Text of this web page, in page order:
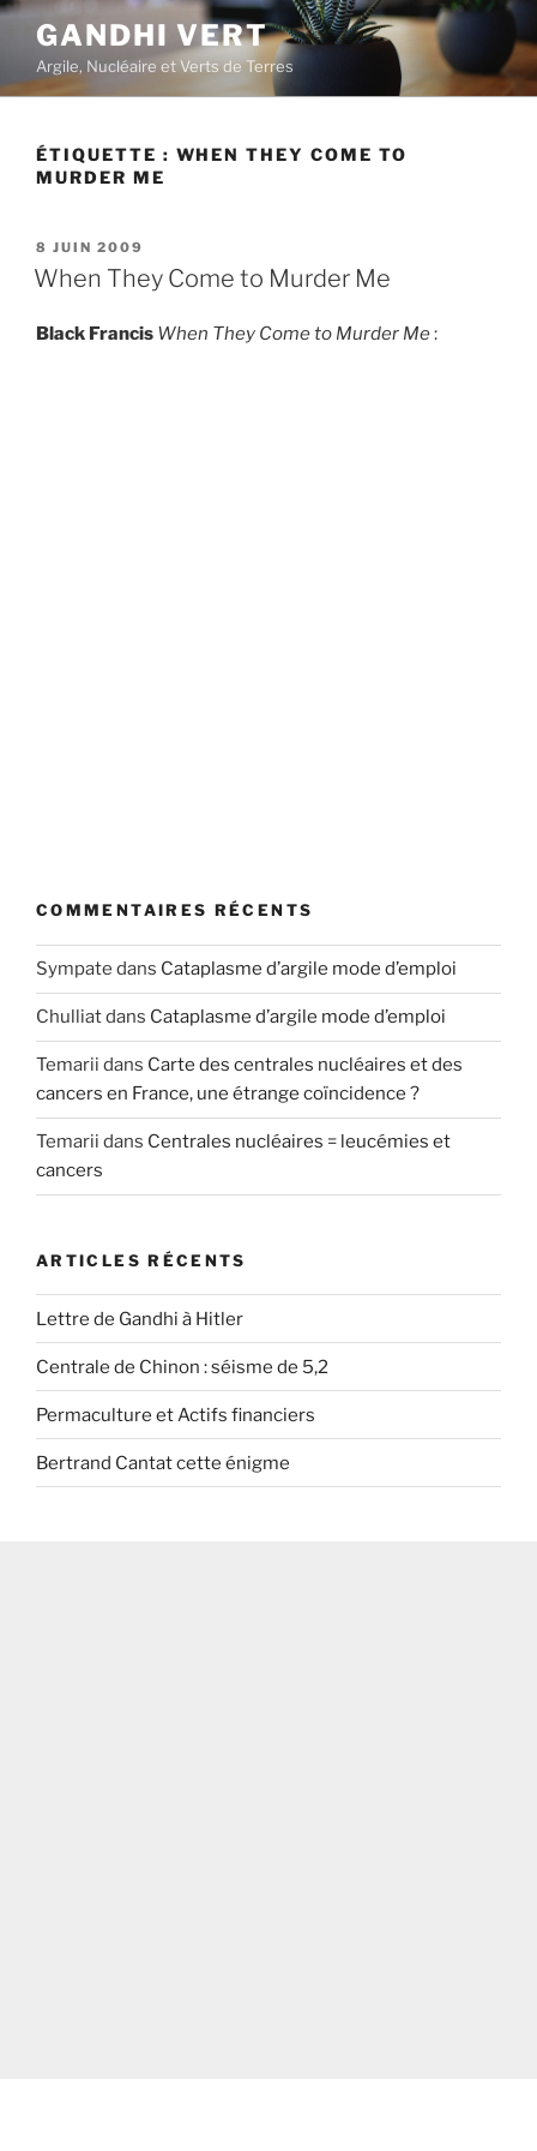
Aller
contenu
principal
GANDHI VERT
Argile, Nucléaire et Verts de Terres
ÉTIQUETTE : WHEN THEY COME TO
MURDER ME
PUBLIÉ
LE
8 JUIN 2009
When They Come to Murder Me
Black Francis When They Come to Murder Me:
COMMENTAIRES RÉCENTS
Sympate dans Cataplasme d’argile mode d’emploi
Chulliatdans Cataplasme d’argile mode d’emploi
Temarii dans Carte des centrales nucléaires et des
cancers en France, une étrange coïncidence ?
Temarii dans Centrales nucléaires = leucémies et
cancers
ARTICLES RÉCENTS
Lettre de Gandhi à Hitler
Centrale de Chinon : séisme de 5,2
Permaculture et Actifs financiers
Bertrand Cantat cette énigme